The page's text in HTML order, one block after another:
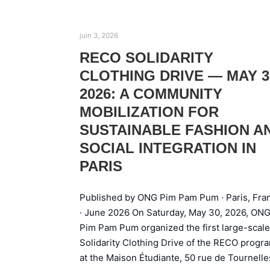
juin 3, 2026
RECO SOLIDARITY
CLOTHING DRIVE — MAY
2026: A COMMUNITY
MOBILIZATION FOR
SUSTAINABLE FASHION
SOCIAL INTEGRATION IN
PARIS
Published by ONG Pim Pam Pum · Paris,
· June 2026 On Saturday, May 30, 2026, ONG
Pim Pam Pum organized the first large-scale
Solidarity Clothing Drive of the RECO
at the Maison Étudiante, 50 rue de